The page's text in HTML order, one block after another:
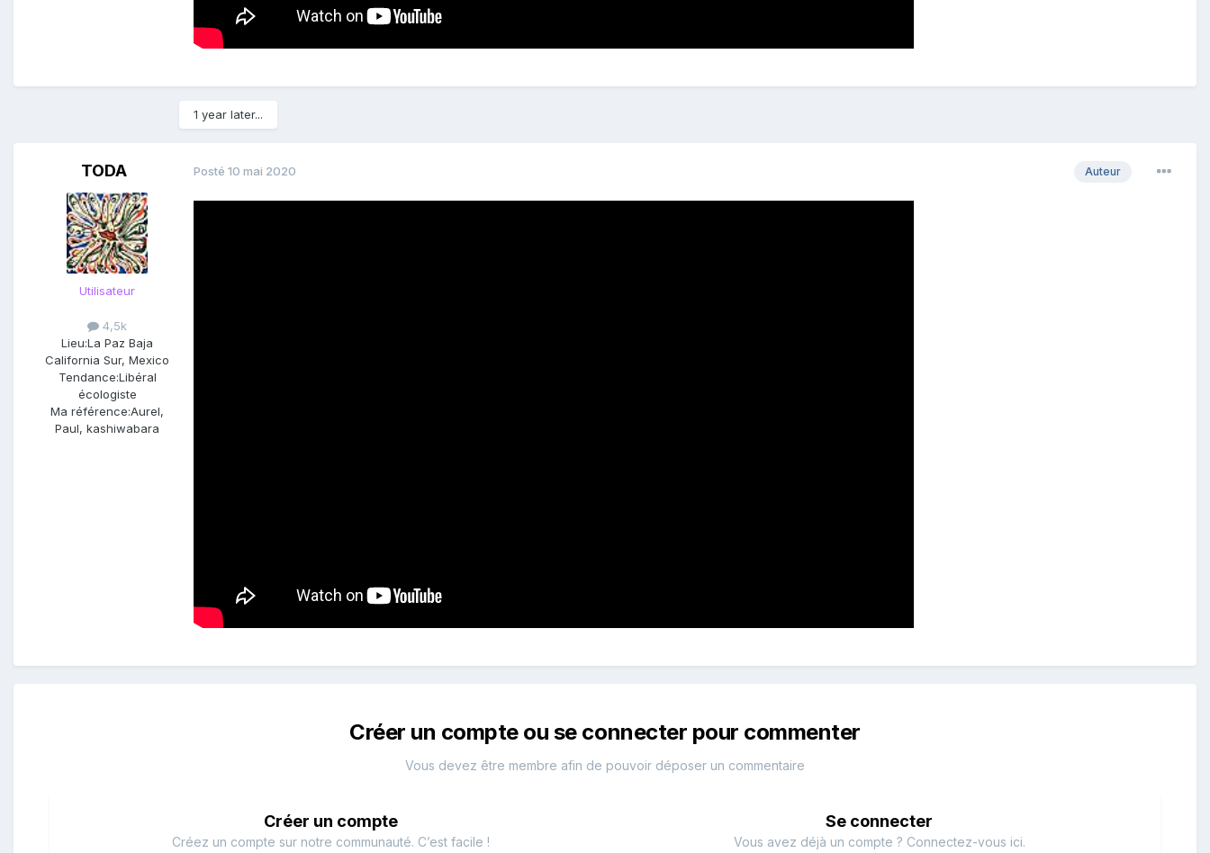
1 year later...
TODA
Utilisateur
4,5k
Lieu:La Paz Baja
California Sur, Mexico
Tendance:Libéral
écologiste
Ma référence:Aurel,
Paul, kashiwabara
Auteur
Posté 10 mai 2020
Créer un compte ou se connecter pour commenter
Vous devez être membre afin de pouvoir déposer un commentaire
Créer un compte
Créez un compte sur notre communauté. C’est facile !
Se connecter
Vous avez déjà un compte ? Connectez-vous ici.